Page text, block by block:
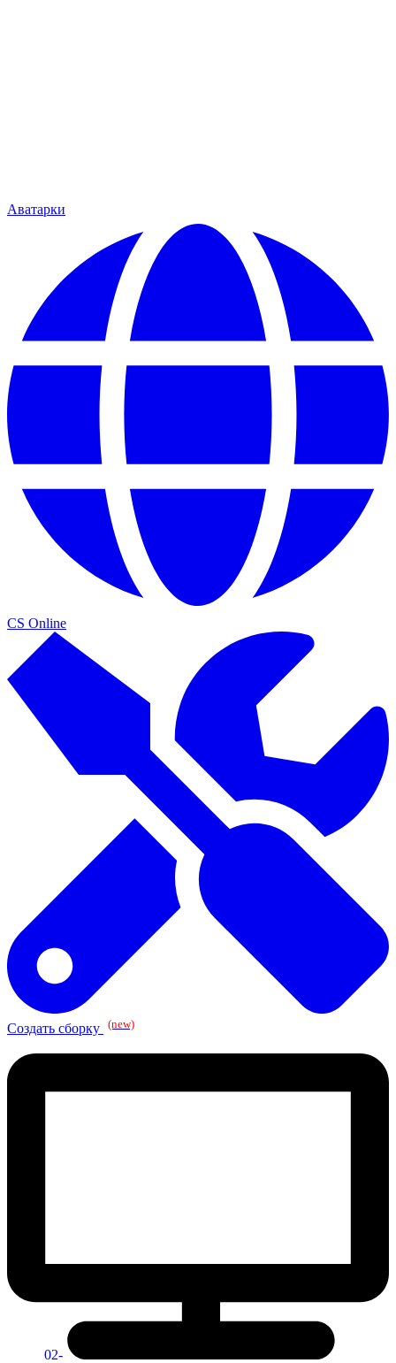
Аватарки
CS Online
Создать сборку (new)
02-